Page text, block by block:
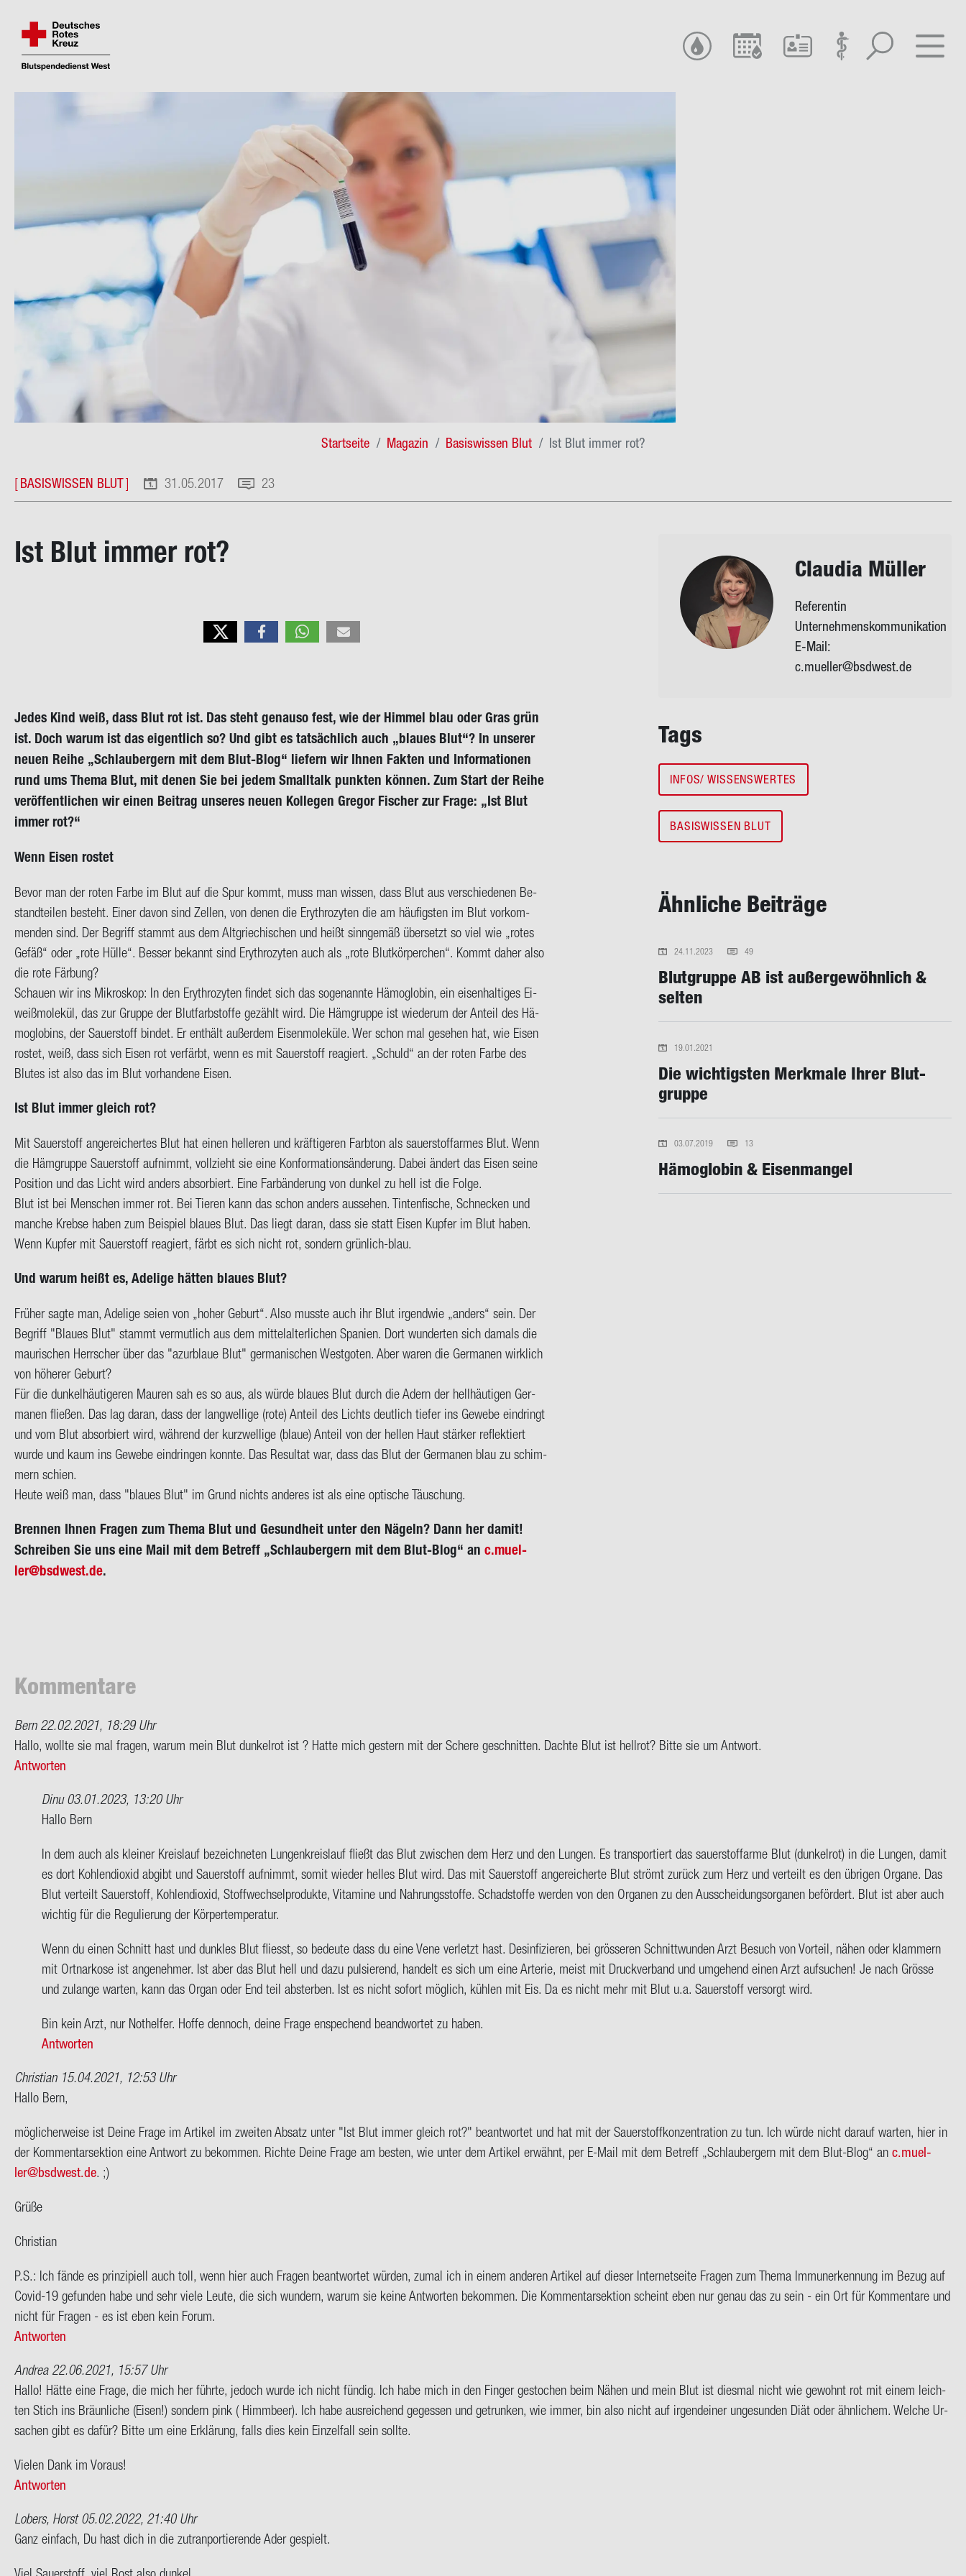
TERMIN SUCHEN
vi­
ti­
Startseite Magazin Basiswissen Blut Ist Blut immer rot?
SUCHEN
[BASISWISSEN BLUT] 31.05.2017 23
Ist Blut immer rot?
Jedes Kind weiß, dass Blut rot ist. Das steht ge­nau­so fest, wie der Him­mel blau oder Gras grün
ist. Doch warum ist das ei­gent­lich so? Und gibt es tat­säch­lich auch „blau­es Blut“? In un­se­rer
neuen Reihe „Schlau­ber­gern mit dem Blut-​Blog“ lie­fern wir Ihnen Fak­ten und In­for­ma­tio­nen
rund ums Thema Blut, mit denen Sie bei jedem Small­talk punk­ten kön­nen. Zum Start der Reihe
ver­öf­fent­li­chen wir einen Bei­trag un­se­res neuen Kol­le­gen Gre­gor Fi­scher zur Frage: „Ist Blut
immer rot?“
Wenn Eisen ros­tet
Bevor man der roten Farbe im Blut auf die Spur kommt, muss man wis­sen, dass Blut aus ver­schie­de­nen Be­
stand­tei­len be­steht. Einer davon sind Zel­len, von denen die Ery­thro­zy­ten die am häu­figs­ten im Blut vor­kom­
men­den sind. Der Be­griff stammt aus dem Alt­grie­chi­schen und heißt sinn­ge­mäß über­setzt so viel wie „rotes
Gefäß“ oder „rote Hülle“. Bes­ser be­kannt sind Ery­thro­zy­ten auch als „rote Blut­kör­per­chen“. Kommt daher also
die rote Fär­bung?
Schau­en wir ins Mi­kro­skop: In den Ery­thro­zy­ten fin­det sich das so­ge­nann­te Hä­mo­glo­bin, ein ei­sen­hal­ti­ges Ei­
weiß­mo­le­kül, das zur Grup­pe der Blut­farb­stof­fe ge­zählt wird. Die Häm­grup­pe ist wie­der­um der An­teil des Hä­
mo­glo­bins, der Sauer­stoff bin­det. Er ent­hält au­ßer­dem Ei­sen­mo­le­kü­le. Wer schon mal ge­se­hen hat, wie Eisen
ros­tet, weiß, dass sich Eisen rot ver­färbt, wenn es mit Sauer­stoff re­agiert. „Schuld“ an der roten Farbe des
Blu­tes ist also das im Blut vor­han­de­ne Eisen.
Ist Blut immer gleich rot?
Mit Sauer­stoff an­ge­rei­cher­tes Blut hat einen hel­le­ren und kräf­ti­ge­ren Farb­ton als sauer­stoff­ar­mes Blut. Wenn
die Häm­grup­pe Sauer­stoff auf­nimmt, voll­zieht sie eine Kon­for­ma­ti­ons­än­de­rung. Dabei än­dert das Eisen seine
Po­si­ti­on und das Licht wird an­ders ab­sor­biert. Eine Far­b­än­de­rung von dun­kel zu hell ist die Folge.
Blut ist bei Men­schen immer rot. Bei Tie­ren kann das schon an­ders aus­se­hen. Tin­ten­fi­sche, Schne­cken und
man­che Kreb­se haben zum Bei­spiel blau­es Blut. Das liegt daran, dass sie statt Eisen Kup­fer im Blut haben.
Wenn Kup­fer mit Sauer­stoff re­agiert, färbt es sich nicht rot, son­dern grünlich-​blau.
Und warum heißt es, Ade­li­ge hät­ten blau­es Blut?
Frü­her sagte man, Ade­li­ge seien von „hoher Ge­burt“. Also muss­te auch ihr Blut ir­gend­wie „an­ders“ sein. Der
Be­griff "Blau­es Blut" stammt ver­mut­lich aus dem mit­tel­al­ter­li­chen Spa­ni­en. Dort wun­der­ten sich da­mals die
mau­ri­schen Herr­scher über das "azur­blaue Blut" ger­ma­ni­schen West­go­ten. Aber waren die Ger­ma­nen wirk­lich
von hö­he­rer Ge­burt?
Für die dun­kel­häu­ti­ge­ren Mau­ren sah es so aus, als würde blau­es Blut durch die Adern der hell­häu­ti­gen Ger­
ma­nen flie­ßen. Das lag daran, dass der lang­wel­li­ge (rote) An­teil des Lichts deut­lich tie­fer ins Ge­we­be ein­dringt
und vom Blut ab­sor­biert wird, wäh­rend der kurz­wel­li­ge (blaue) An­teil von der hel­len Haut stär­ker re­flek­tiert
wurde und kaum ins Ge­we­be ein­drin­gen konn­te. Das Re­sul­tat war, dass das Blut der Ger­ma­nen blau zu schim­
mern schien.
Heute weiß man, dass "blau­es Blut" im Grund nichts an­de­res ist als eine op­ti­sche Täu­schung.
Bren­nen Ihnen Fra­gen zum Thema Blut und Ge­sund­heit unter den Nä­geln? Dann her damit!
Schrei­ben Sie uns eine Mail mit dem Be­treff „Schlau­ber­gern mit dem Blut-​Blog“ an c.mu­el­
ler@bs­d­west.de.
Clau­dia Mül­ler
Referentin
Unternehmenskommunikation
E-Mail:
c.mueller@bsdwest.de
Tags
INFOS/ WISSENSWERTES
BASISWISSEN BLUT
Ähn­li­che Bei­trä­ge
24.11.2023 49
Blut­grup­pe AB ist au­ßer­ge­wöhn­lich &
sel­ten
19.01.2021
Die wich­tigs­ten Merk­ma­le Ihrer Blut­
grup­pe
03.07.2019 13
Hä­mo­glo­bin & Ei­sen­man­gel
Kom­men­ta­re
Bern22.02.2021, 18:29 Uhr
Hallo, woll­te sie mal fra­gen, warum mein Blut dun­kel­rot ist ? Hatte mich ges­tern mit der Sche­re ge­schnit­ten. Dach­te Blut ist hell­rot? Bitte sie um Ant­wort.
Antworten
Dinu03.01.2023, 13:20 Uhr
Ant­
auf
Hallo,
woll­
te
sie
mal
fra­
von
Bern
Hallo Bern
In dem auch als klei­ner Kreis­lauf be­zeich­ne­ten Lun­gen­kreis­lauf fließt das Blut zwi­schen dem Herz und den Lun­gen. Es trans­por­tiert das sauer­stoff­ar­me Blut (dun­kel­rot) in die Lun­gen, damit
es dort Koh­len­di­oxid ab­gibt und Sauer­stoff auf­nimmt, somit wie­der hel­les Blut wird. Das mit Sauer­stoff an­ge­rei­cher­te Blut strömt zu­rück zum Herz und ver­teilt es den üb­ri­gen Or­ga­ne. Das
Blut ver­teilt Sauer­stoff, Koh­len­di­oxid, Stoff­wech­sel­pro­duk­te, Vit­ami­ne und Nah­rungs­stof­fe. Schad­stof­fe wer­den von den Or­ga­nen zu den Aus­schei­dungs­or­ga­nen be­för­dert. Blut ist aber auch
wich­tig für die Re­gu­lie­rung der Kör­per­tem­pe­ra­tur.
Wenn du einen Schnitt hast und dunk­les Blut fliesst, so be­deu­te dass du eine Vene ver­letzt hast. Des­in­fi­zie­ren, bei grös­se­ren Schnitt­wun­den Arzt Be­such von Vor­teil, nähen oder klam­mern
mit Ort­nar­ko­se ist an­ge­neh­mer. Ist aber das Blut hell und dazu pul­sie­rend, han­delt es sich um eine Ar­te­rie, meist mit Druck­ver­band und um­ge­hend einen Arzt auf­su­chen! Je nach Grös­se
und zu­lan­ge war­ten, kann das Organ oder End teil ab­ster­ben. Ist es nicht so­fort mög­lich, küh­len mit Eis. Da es nicht mehr mit Blut u.a. Sauer­stoff ver­sorgt wird.
Bin kein Arzt, nur Not­hel­fer. Hoffe den­noch, deine Frage en­spe­chend be­and­wor­tet zu haben.
Antworten
Christian15.04.2021, 12:53 Uhr
Hallo Bern,
mög­li­cher­wei­se ist Deine Frage im Ar­ti­kel im zwei­ten Ab­satz unter "Ist Blut immer gleich rot?" be­ant­wor­tet und hat mit der Sauer­stoff­kon­zen­tra­ti­on zu tun. Ich würde nicht dar­auf war­ten, hier in
der Kom­men­tar­sek­ti­on eine Ant­wort zu be­kom­men. Rich­te Deine Frage am bes­ten, wie unter dem Ar­ti­kel er­wähnt, per E-​Mail mit dem Be­treff „Schlau­ber­gern mit dem Blut-​Blog“ an c.mu­el­
ler@bs­d­west.de. ;)
Grüße
Chris­ti­an
P.S.: Ich fände es prin­zi­pi­ell auch toll, wenn hier auch Fra­gen be­ant­wor­tet wür­den, zumal ich in einem an­de­ren Ar­ti­kel auf die­ser In­ter­net­sei­te Fra­gen zum Thema Im­mun­erken­nung im Bezug auf
Covid-​19 ge­fun­den habe und sehr viele Leute, die sich wun­dern, warum sie keine Ant­wor­ten be­kom­men. Die Kom­men­tar­sek­ti­on scheint eben nur genau das zu sein - ein Ort für Kom­men­ta­re und
nicht für Fra­gen - es ist eben kein Forum.
Antworten
Andrea22.06.2021, 15:57 Uhr
Hallo! Hätte eine Frage, die mich her führ­te, je­doch wurde ich nicht fün­dig. Ich habe mich in den Fin­ger ge­sto­chen beim Nähen und mein Blut ist dies­mal nicht wie ge­wohnt rot mit einem leich­
ten Stich ins Bräun­li­che (Eisen!) son­dern pink ( Himm­beer). Ich habe aus­rei­chend ge­ges­sen und ge­trun­ken, wie immer, bin also nicht auf ir­gend­ei­ner un­ge­sun­den Diät oder ähn­li­chem. Wel­che Ur­
sa­chen gibt es dafür? Bitte um eine Er­klä­rung, falls dies kein Ein­zel­fall sein soll­te.
Vie­len Dank im Vor­aus!
Antworten
Lobers, Horst05.02.2022, 21:40 Uhr
Ganz ein­fach, Du hast dich in die zu­tran­por­tie­ren­de Ader ge­spielt.